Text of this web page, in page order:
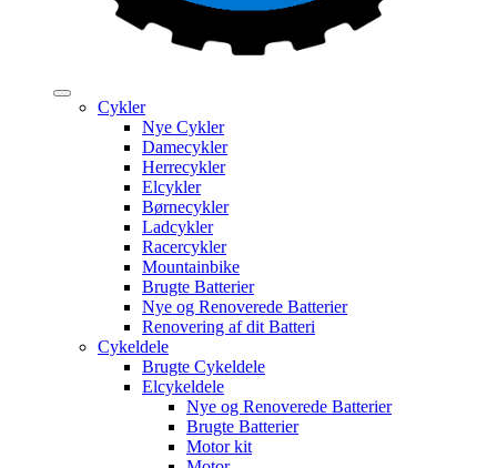
Cykler
Nye Cykler
Damecykler
Herrecykler
Elcykler
Børnecykler
Ladcykler
Racercykler
Mountainbike
Brugte Batterier
Nye og Renoverede Batterier
Renovering af dit Batteri
Cykeldele
Brugte Cykeldele
Elcykeldele
Nye og Renoverede Batterier
Brugte Batterier
Motor kit